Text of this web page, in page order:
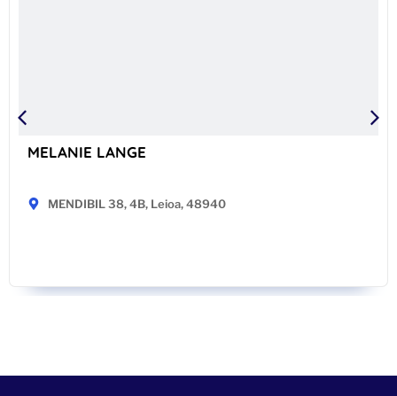
MELANIE LANGE
MENDIBIL 38, 4B, Leioa, 48940